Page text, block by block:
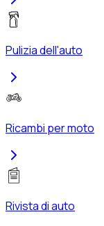
Pulizia dell'auto
Ricambi per moto
Rivista di auto